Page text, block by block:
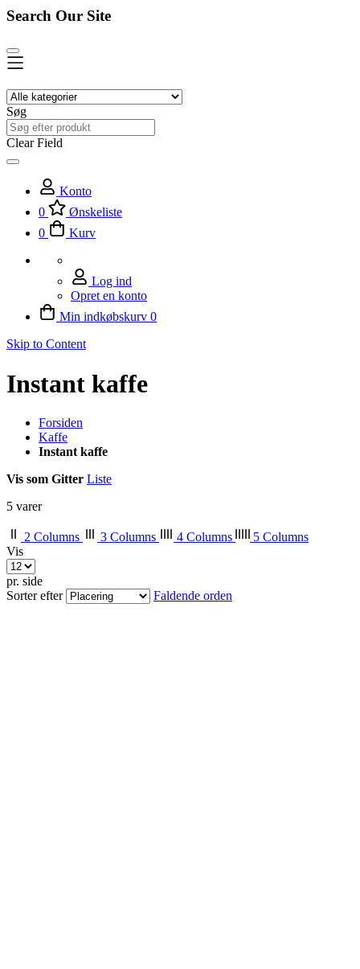
Search Our Site
Søg
Clear Field
Konto
0
Ønskeliste
0
Kurv
Log ind
Opret en konto
Min indkøbskurv 0
Skip to Content
Instant kaffe
Forsiden
Kaffe
Instant kaffe
Vis som Gitter Liste
5 varer
2 Columns 3 Columns 4 Columns
5 Columns
Vis
pr. side
Sorter efter
Faldende orden